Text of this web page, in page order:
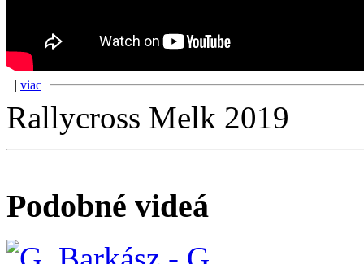
| viac
Rallycross Melk 2019
Podobné videá